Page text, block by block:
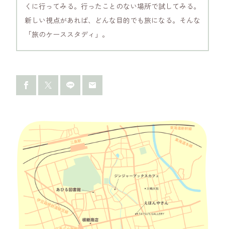
くに行ってみる。行ったことのない場所で試してみる。
新しい視点があれば、どんな目的でも旅になる。そんな
「旅のケーススタディ」。